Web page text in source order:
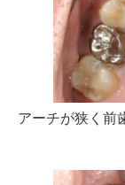
アーチが狭く前